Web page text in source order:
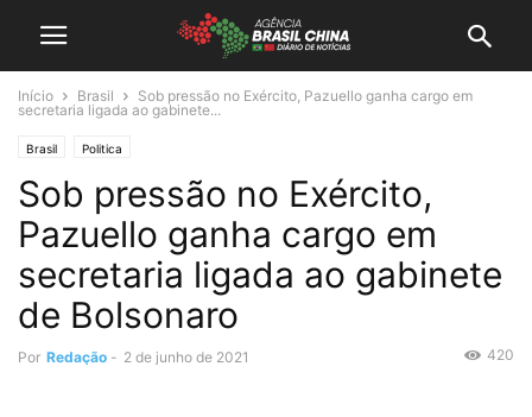
Início Brasil
Sob pressão no Exército, Pazuello ganha cargo em
secretaria ligada ao gabinete...
Brasil Politica
Sob pressão no Exército,
Pazuello ganha cargo em
secretaria ligada ao gabinete
de Bolsonaro
Por Redação - 2 de junho de 2021 420